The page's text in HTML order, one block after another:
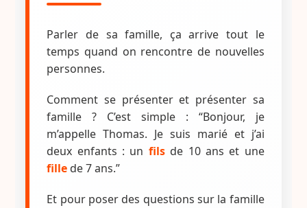
Parler de sa famille, ça arrive tout le
temps quand on rencontre de nouvelles
personnes.
Comment se présenter et présenter sa
famille ? C’est simple : “Bonjour, je
m’appelle Thomas. Je suis marié et j’ai
deux enfants : un filsde 10 ans et une
fille de 7 ans.”
Et pour poser des questions sur la famille